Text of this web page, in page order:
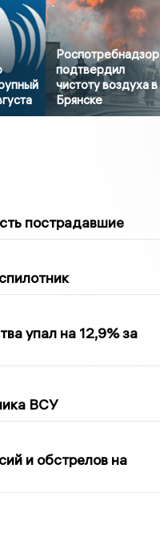
Роспотребнадзор
подтвердил
чистоту воздуха в
Брянске
пострадавшие
упал на 12,9% за
ВСУ
и обстрелов на